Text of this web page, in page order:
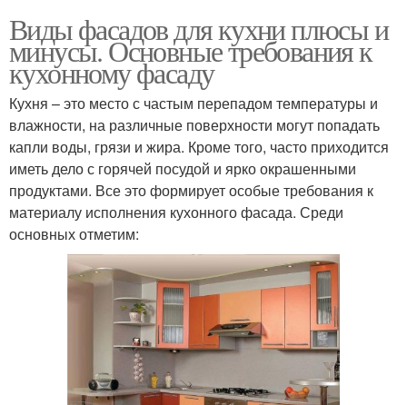
Виды фасадов для кухни плюсы и
минусы. Основные требования к
кухонному фасаду
Кухня – это место с частым перепадом температуры и
влажности, на различные поверхности могут попадать
капли воды, грязи и жира. Кроме того, часто приходится
иметь дело с горячей посудой и ярко окрашенными
продуктами. Все это формирует особые требования к
материалу исполнения кухонного фасада. Среди
основных отметим: